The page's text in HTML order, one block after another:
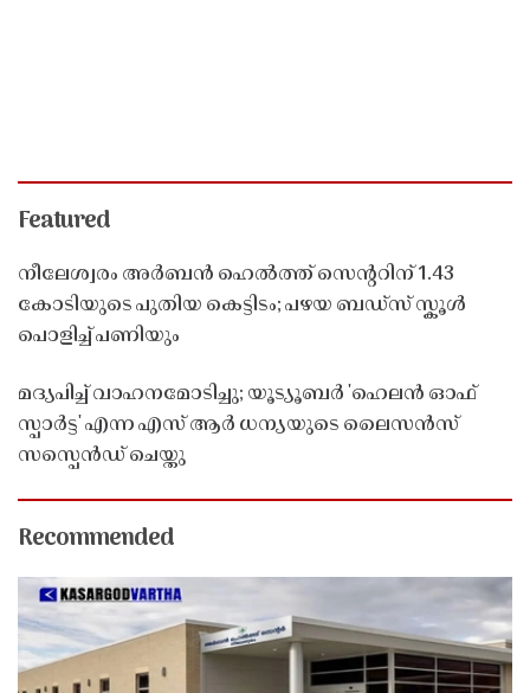
Featured
നീലേശ്വരം അർബൻ ഹെൽത്ത് സെൻ്ററിന് 1.43
കോടിയുടെ പുതിയ കെട്ടിടം; പഴയ ബഡ്സ് സ്കൂൾ
പൊളിച്ച് പണിയും
മദ്യപിച്ച് വാഹനമോടിച്ചു; യൂട്യൂബർ 'ഹെലൻ ഓഫ്
സ്പാർട്ട' എന്ന എസ് ആർ ധന്യയുടെ ലൈസൻസ്
സസ്പെൻഡ് ചെയ്തു ​​​​​​​
Recommended